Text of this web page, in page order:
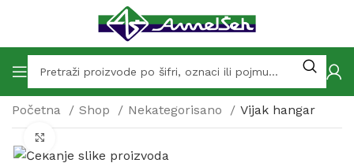
Početna Shop Nekategorisano Vijak hangar